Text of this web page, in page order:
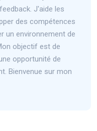
J'aide les
des compétences
un environnement de
objectif est de
opportunité de
Bienvenue sur mon